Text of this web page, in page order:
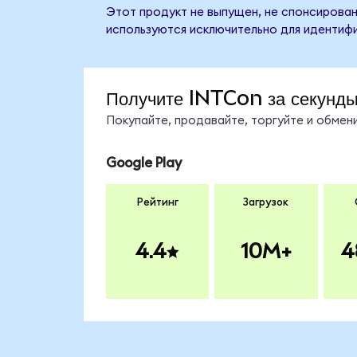
Этот продукт не выпущен, не
используются исключительно для
Получите INTCon за
Покупайте, продавайте, торгуйте и
Google Play
Рейтинг
4.4
Загрузок
10M+